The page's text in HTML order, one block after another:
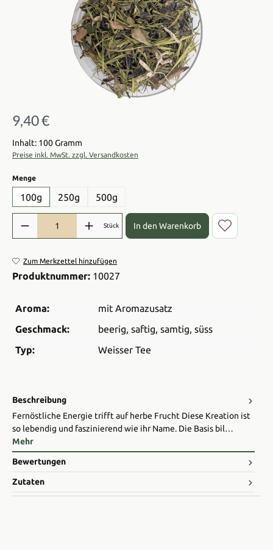
Regulärer Preis:
9,40 €
Inhalt: 100 Gramm
Preise inkl. MwSt. zzgl. Versandkosten
Mengeauswählen
100g 250g 500g
Produkt Anzahl: Gib den gewünschten Wert ein oder benutze die
Stück In den Warenkorb
Zum Merkzettel hinzufügen
Produktnummer: 10027
Aroma:
mit Aromazusatz
Geschmack:
beerig, saftig, samtig, süss
Typ:
Weisser Tee
Beschreibung
Fernöstliche Energie trifft auf herbe Frucht Diese Kreation ist
so lebendig und faszinierend wie ihr Name. Die Basis bil…
Mehr
Bewertungen
Zutaten